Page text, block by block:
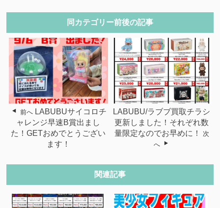
同カテゴリー前後の記事
前へ LABUBUサイコロチ
ャレンジ早速B賞出まし
た！GETおめでとうござい
ます！
LABUBU/ラブブ買取チラシ
更新しました！それぞれ数
量限定なのでお早めに！
次
へ
関連記事